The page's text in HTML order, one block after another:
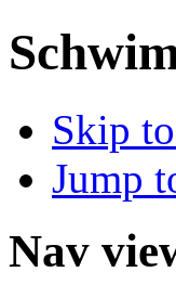
Skip
Jump
Nav